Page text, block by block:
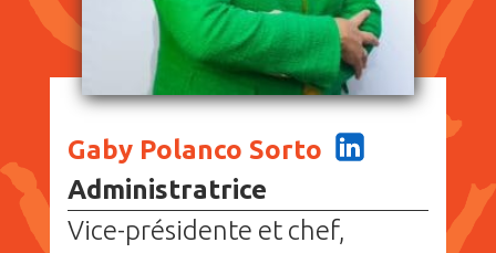
Gaby Polanco Sorto
Administratrice
Vice-présidente et chef,